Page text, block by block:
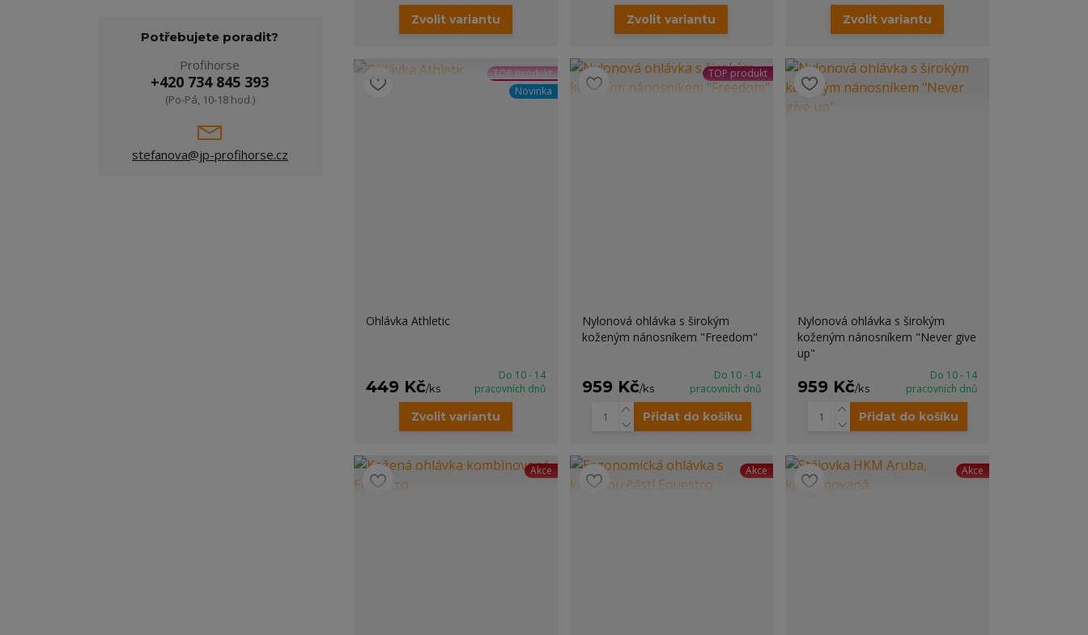
Zvolit variantu Zvolit variantu Zvolit variantu
TOP produkt
Novinka
Ohlávka Athletic
449 Kč/ks
Do 10 - 14
pracovních dnů
Zvolit variantu
TOP produkt
Nylonová ohlávka s širokým
koženým nánosníkem "Freedom"
959 Kč/ks
Do 10 - 14
pracovních dnů
Přidat do košíku
Nylonová ohlávka s širokým
koženým nánosníkem "Never give
up"
959 Kč/ks
Do 10 - 14
pracovních dnů
Přidat do košíku
Akce Akce Akce
Potřebujete poradit?
Profihorse
+420 734 845 393
(Po-Pá, 10-18 hod.)
stefanova@jp-profihorse.cz